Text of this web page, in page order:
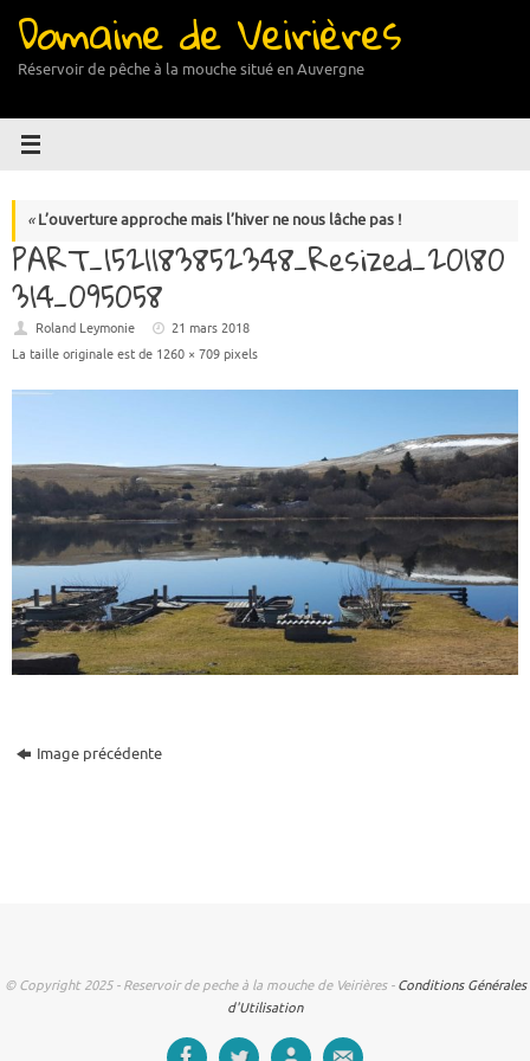
contenu
Domaine de Veirières
Réservoir de pêche à la mouche situé en Auvergne
«L’ouverture approche mais l’hiver ne nous lâche pas !
PART_1521183852348_Resized_20180
314_095058
Roland Leymonie
21 mars 2018
La taille originale est de 1260 × 709 pixels
Image précédente
© Copyright 2025 - Reservoir de peche à la mouche de Veirières - Conditions Générales
d'Utilisation